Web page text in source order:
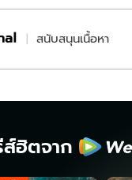
สนับสนุนเนื้อหา
ฮิตจาก